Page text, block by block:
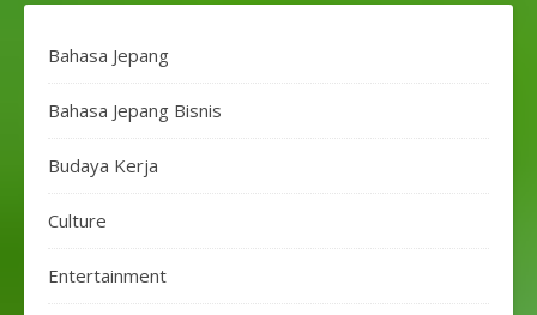
Bahasa Jepang
Bahasa Jepang Bisnis
Budaya Kerja
Culture
Entertainment